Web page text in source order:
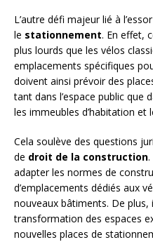
L’autre défi majeur lié à
le stationnement. En effet,
plus lourds que les vélos
emplacements spécifiques
doivent ainsi prévoir des
tant dans l’espace public
les immeubles d’habitation et
Cela soulève des questions
de droit de la construction.
adapter les normes de
d’emplacements dédiés aux
nouveaux bâtiments. De plus,
transformation des espaces
nouvelles places de